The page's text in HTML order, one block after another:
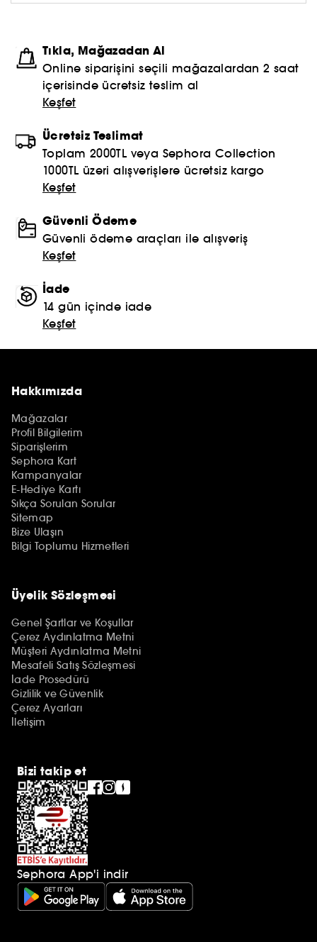
Tıkla, Mağazadan Al
Online siparişini seçili mağazalardan 2 saat
içerisinde ücretsiz teslim al
Keşfet
Ücretsiz Teslimat
Toplam 2000TL veya Sephora Collection
1000TL üzeri alışverişlere ücretsiz kargo
Keşfet
Güvenli Ödeme
Güvenli ödeme araçları ile alışveriş
Keşfet
İade
14 gün içinde iade
Keşfet
Hakkımızda
Mağazalar
Profil Bilgilerim
Siparişlerim
Sephora Kart
Kampanyalar
E-Hediye Kartı
Sıkça Sorulan Sorular
Sitemap
Bize Ulaşın
Bilgi Toplumu Hizmetleri
Üyelik Sözleşmesi
Genel Şartlar ve Koşullar
Çerez Aydınlatma Metni
Müşteri Aydınlatma Metni
Mesafeli Satış Sözleşmesi
İade Prosedürü
Gizlilik ve Güvenlik
Çerez Ayarları
İletişim
Bizi takip et
Sephora App'i indir